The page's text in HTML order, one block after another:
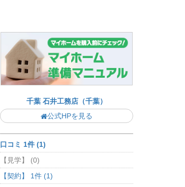
千葉 石井工務店（千葉）
公式HPを見る
口コミ 1件 (1)
【見学】 (0)
【契約】 1件 (1)